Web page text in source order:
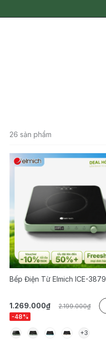
26 sản phẩm
Bếp Điện Từ Elmich ICE-3879
1.269.000₫
2.199.000₫
-48%
+3